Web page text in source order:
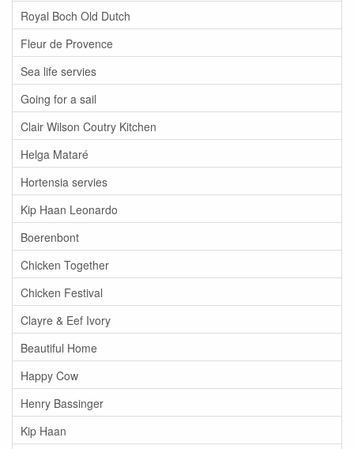
Royal Boch Old Dutch
Fleur de Provence
Sea life servies
Going for a sail
Clair Wilson Coutry Kitchen
Helga Mataré
Hortensia servies
Kip Haan Leonardo
Boerenbont
Chicken Together
Chicken Festival
Clayre & Eef Ivory
Beautiful Home
Happy Cow
Henry Bassinger
Kip Haan